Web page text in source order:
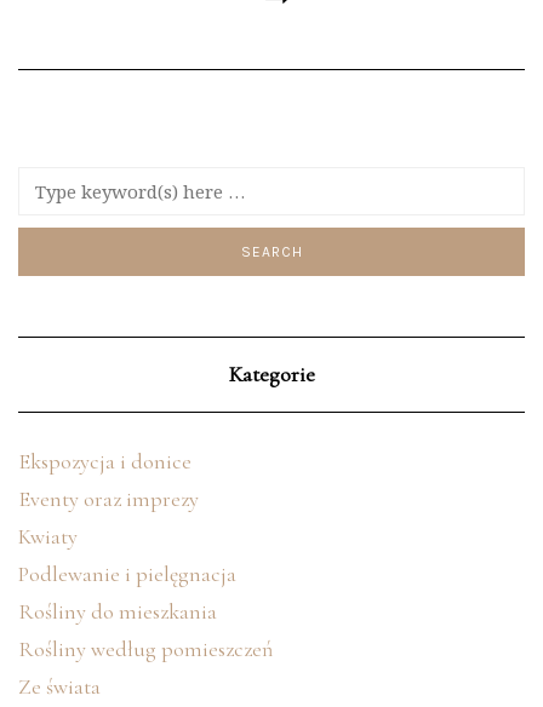
Kategorie
Ekspozycja i donice
Eventy oraz imprezy
Kwiaty
Podlewanie i pielęgnacja
Rośliny do mieszkania
Rośliny według pomieszczeń
Ze świata